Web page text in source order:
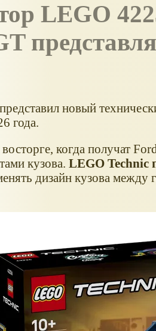
новый
года.
когда получат
кузова. LEGO Technic
дизайн кузова